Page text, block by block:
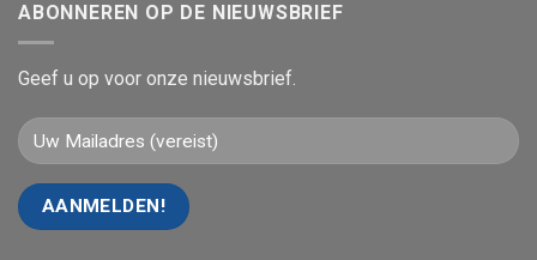
ABONNEREN OP DE NIEUWSBRIEF
Geef u op voor onze nieuwsbrief.